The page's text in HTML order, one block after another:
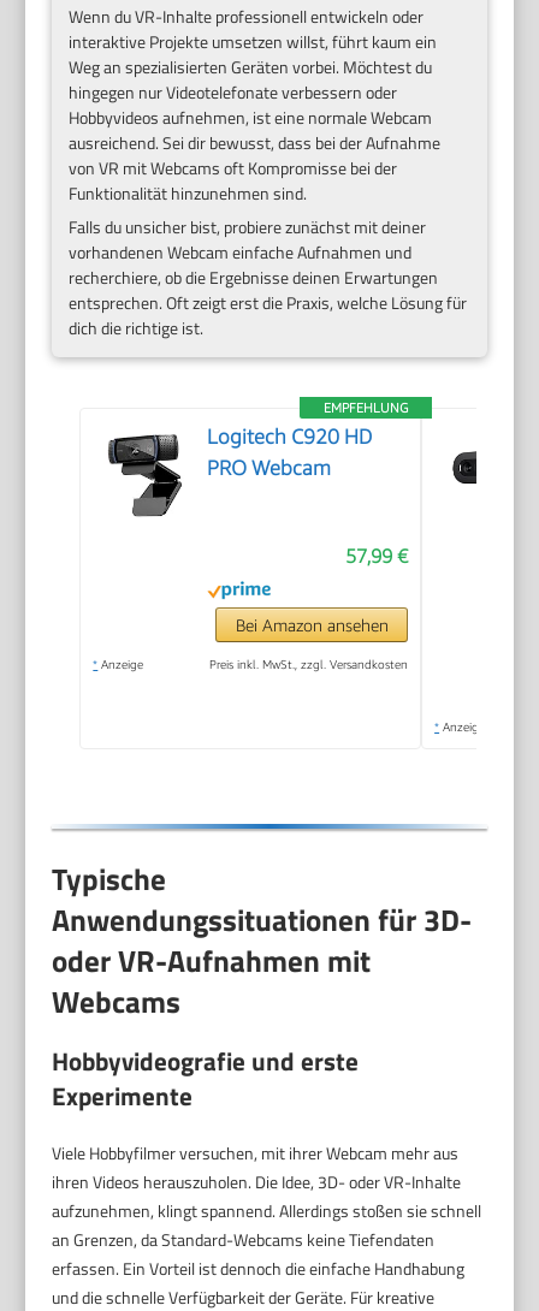
Wenn du VR-Inhalte professionell entwickeln oder
interaktive Projekte umsetzen willst, führt kaum ein
Weg an spezialisierten Geräten vorbei. Möchtest du
hingegen nur Videotelefonate verbessern oder
Hobbyvideos aufnehmen, ist eine normale Webcam
ausreichend. Sei dir bewusst, dass bei der Aufnahme
von VR mit Webcams oft Kompromisse bei der
Funktionalität hinzunehmen sind.
Falls du unsicher bist, probiere zunächst mit deiner
vorhandenen Webcam einfache Aufnahmen und
recherchiere, ob die Ergebnisse deinen Erwartungen
entsprechen. Oft zeigt erst die Praxis, welche Lösung für
dich die richtige ist.
EMPFEHLUNG
Logitech C920 HD
PRO Webcam
57,99 €
Bei Amazon ansehen
* Anzeige Preis inkl. MwSt., zzgl. Versandkosten
* Anzeige
Typische
Anwendungssituationen für 3D-
oder VR-Aufnahmen mit
Webcams
Hobbyvideografie und erste
Experimente
Viele Hobbyfilmer versuchen, mit ihrer Webcam mehr aus
ihren Videos herauszuholen. Die Idee, 3D- oder VR-Inhalte
aufzunehmen, klingt spannend. Allerdings stoßen sie schnell
an Grenzen, da Standard-Webcams keine Tiefendaten
erfassen. Ein Vorteil ist dennoch die einfache Handhabung
und die schnelle Verfügbarkeit der Geräte. Für kreative